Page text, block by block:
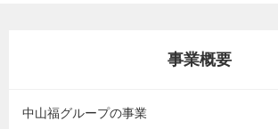
事業概要
中山福グループの事業